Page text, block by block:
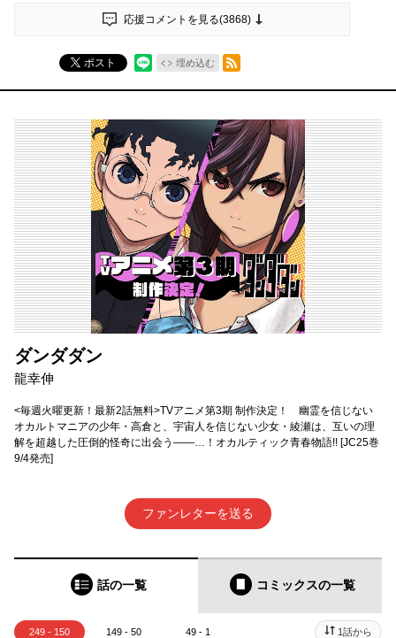
応援コメントを見る(3868)
ポスト 埋め込む
RSSフィード
ダンダダン
龍幸伸
<毎週火曜更新！最新2話無料>TVアニメ第3期 制作決定！ 幽霊を信じない
オカルトマニアの少年・高倉と、宇宙人を信じない少女・綾瀬は、互いの理
解を超越した圧倒的怪奇に出会う――…！オカルティック青春物語!! [JC25巻
9/4発売]
ファンレターを送る
話の一覧 コミックスの一覧
249 - 150 149 - 50 49 - 1 1話から